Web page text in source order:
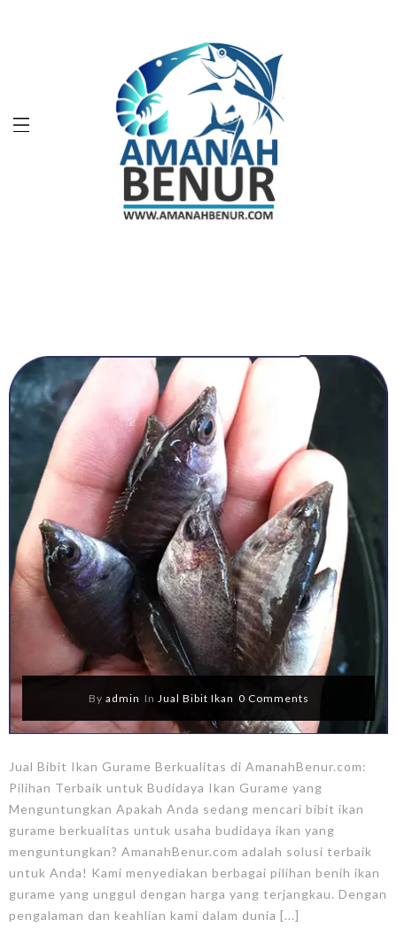
By admin In Jual Bibit Ikan 0 Comments
Jual Bibit Ikan Gurame Berkualitas di AmanahBenur.com:
Pilihan Terbaik untuk Budidaya Ikan Gurame yang
Menguntungkan Apakah Anda sedang mencari bibit ikan
gurame berkualitas untuk usaha budidaya ikan yang
menguntungkan? AmanahBenur.com adalah solusi terbaik
untuk Anda! Kami menyediakan berbagai pilihan benih ikan
gurame yang unggul dengan harga yang terjangkau. Dengan
pengalaman dan keahlian kami dalam dunia [...]